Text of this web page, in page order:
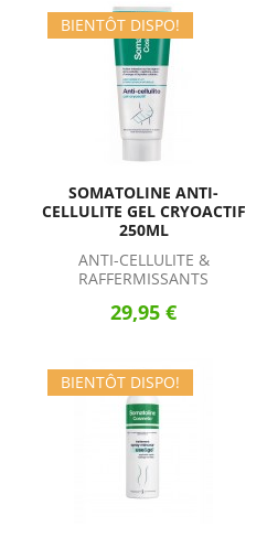
BIENTÔT DISPO!
SOMATOLINE ANTI-
CELLULITE GEL CRYOACTIF
250ML
ANTI-CELLULITE &
RAFFERMISSANTS
29,95 €
BIENTÔT DISPO!